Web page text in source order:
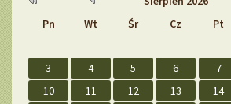
Pn Wt Śr Cz Pt
3
4 5 6 7
10
11 12 13 14